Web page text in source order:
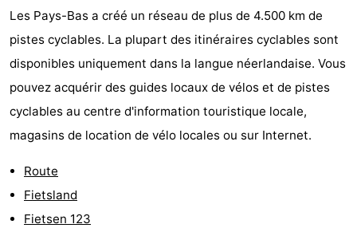
Les Pays-Bas a créé un réseau de plus de 4.500 km de
pistes cyclables. La plupart des itinéraires cyclables sont
disponibles uniquement dans la langue néerlandaise. Vous
pouvez acquérir des guides locaux de vélos et de pistes
cyclables au centre d'information touristique locale,
magasins de location de vélo locales ou sur Internet.
Route
Fietsland
Fietsen 123